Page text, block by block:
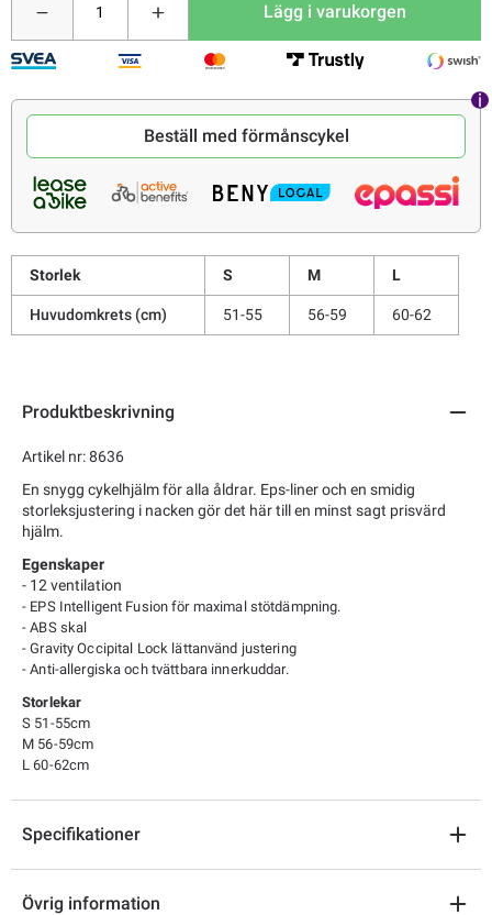
Lägg i varukorgen
Beställ med förmånscykel
Storlek S M L
Huvudomkrets (cm) 51-55 56-59 60-62
Produktbeskrivning
Artikel nr: 8636
En snygg cykelhjälm för alla åldrar. Eps-liner och en smidig
storleksjustering i nacken gör det här till en minst sagt prisvärd
hjälm.
Egenskaper
- 12 ventilation
- EPS Intelligent Fusion för maximal stötdämpning.
- ABS skal
- Gravity Occipital Lock lättanvänd justering
- Anti-allergiska och tvättbara innerkuddar.
Storlekar
S 51-55cm
M 56-59cm
L 60-62cm
Specifikationer
Övrig information